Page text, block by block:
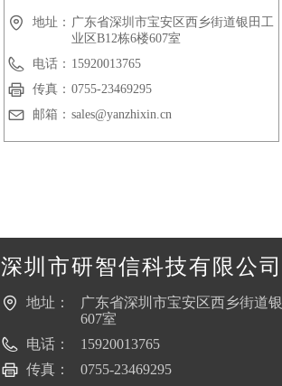
地址： 广东省深圳市宝安区西乡街道银田工
业区B12栋6楼607室
电话： 15920013765
传真： 0755-23469295
邮箱： sales@yanzhixin.cn
深圳市研智信科技有限公司
地址：
广东省深圳市宝安区西乡街道
607室
电话：
15920013765
传真：
0755-23469295